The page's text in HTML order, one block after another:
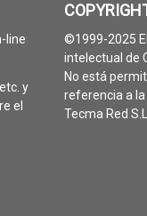
line
y
el
©1999-2025
intelectual de
No está
referencia a
Tecma Red S.L.